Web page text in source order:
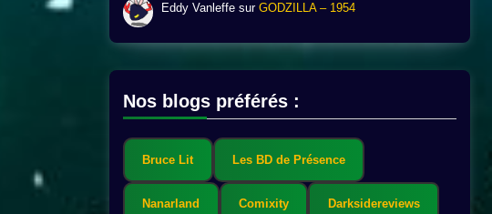
Eddy Vanleffe surGODZILLA – 1954
Nos blogs préférés :
Bruce Lit Les BD de Présence
Nanarland Comixity Darksidereviews